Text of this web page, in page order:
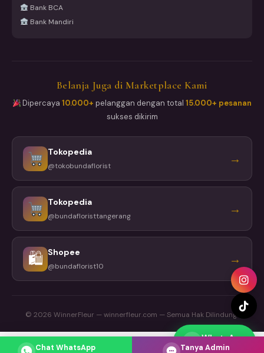
Bank BCA
Bank Mandiri
Belanja Juga di Marketplace Kami
Dipercaya10.000+ pelanggan dengan total15.000+ pesanan
sukses dikirim
Tokopedia
@tokobundaflorist →
Tokopedia
@bundafloristtangerang →
🛍 Shopee
@bundaflorist10 →
© 2026 WinnerFleur — winnerfleur.com — Semua Hak Dilindungi
WhatsApp
Respons cepat
Chat WhatsApp Tanya Admin